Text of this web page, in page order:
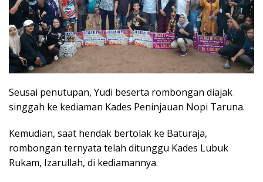
Seusai penutupan, Yudi beserta rombongan diajak
singgah ke kediaman Kades Peninjauan Nopi Taruna.
Kemudian, saat hendak bertolak ke Baturaja,
rombongan ternyata telah ditunggu Kades Lubuk
Rukam, Izarullah, di kediamannya.